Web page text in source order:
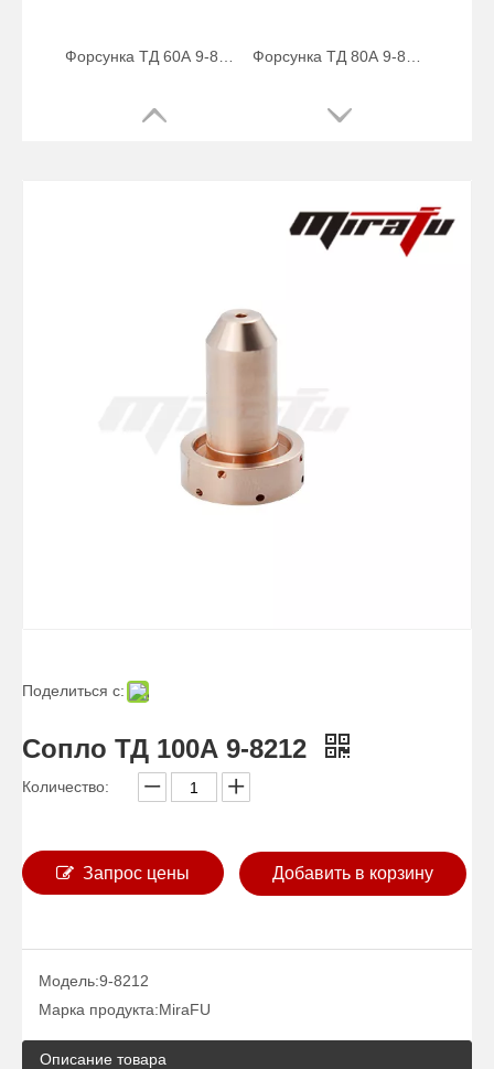
Сопло ТД 70А 9-8231
Поделиться с:
Сопло ТД 100А 9-8212
Количество:
Запрос цены Добавить в корзину
Модель:9-8212
Марка продукта:MiraFU
Описание товара